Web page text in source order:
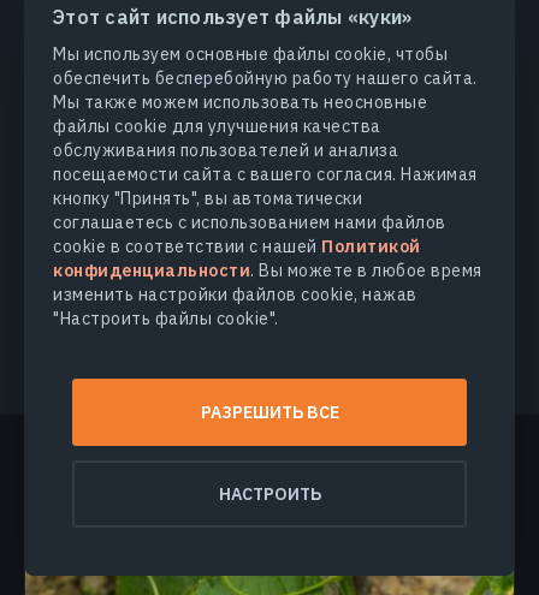
Этот сайт использует файлы «куки»
Мы используем основные файлы cookie, чтобы
обеспечить бесперебойную работу нашего сайта.
Мы также можем использовать неосновные
файлы cookie для улучшения качества
обслуживания пользователей и анализа
посещаемости сайта с вашего согласия. Нажимая
кнопку "Принять", вы автоматически
соглашаетесь с использованием нами файлов
cookie в соответствии с нашей Политикой
конфиденциальности. Вы можете в любое время
изменить настройки файлов cookie, нажав
"Настроить файлы cookie".
РАЗРЕШИТЬ ВСЕ
НАСТРОИТЬ
ПОЛУЧИТЬ РАННИЙ ДОСТУП
Больше новостей